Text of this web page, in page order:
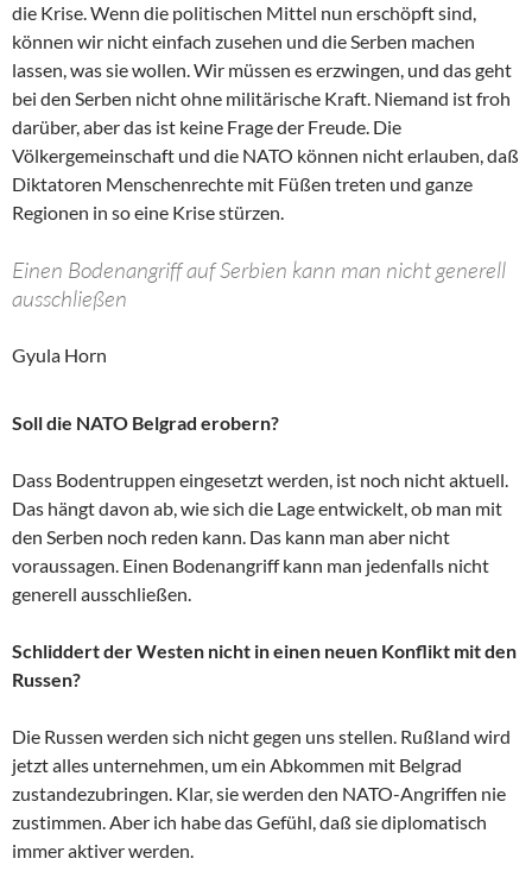
die Krise. Wenn die politischen Mittel nun erschöpft sind,
können wir nicht einfach zusehen und die Serben machen
lassen, was sie wollen. Wir müssen es erzwingen, und das geht
bei den Serben nicht ohne militärische Kraft. Niemand ist froh
darüber, aber das ist keine Frage der Freude. Die
Völkergemeinschaft und die NATO können nicht erlauben, daß
Diktatoren Menschenrechte mit Füßen treten und ganze
Regionen in so eine Krise stürzen.
Einen Bodenangriff auf Serbien kann man nicht generell
ausschließen
Gyula Horn
Soll die NATO Belgrad erobern?
Dass Bodentruppen eingesetzt werden, ist noch nicht aktuell.
Das hängt davon ab, wie sich die Lage entwickelt, ob man mit
den Serben noch reden kann. Das kann man aber nicht
voraussagen. Einen Bodenangriff kann man jedenfalls nicht
generell ausschließen.
Schliddert der Westen nicht in einen neuen Konflikt mit den
Russen?
Die Russen werden sich nicht gegen uns stellen. Rußland wird
jetzt alles unternehmen, um ein Abkommen mit Belgrad
zustandezubringen. Klar, sie werden den NATO-Angriffen nie
zustimmen. Aber ich habe das Gefühl, daß sie diplomatisch
immer aktiver werden.